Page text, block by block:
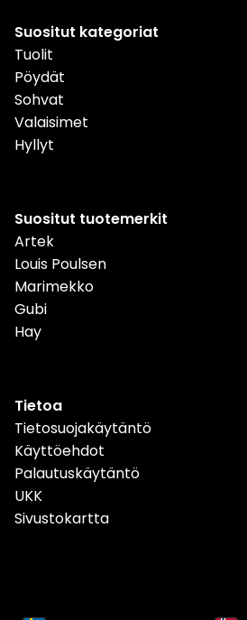
Suositut kategoriat
Tuolit
Pöydät
Sohvat
Valaisimet
Hyllyt
Suositut tuotemerkit
Artek
Louis Poulsen
Marimekko
Gubi
Hay
Tietoa
Tietosuojakäytäntö
Käyttöehdot
Palautuskäytäntö
UKK
Sivustokartta